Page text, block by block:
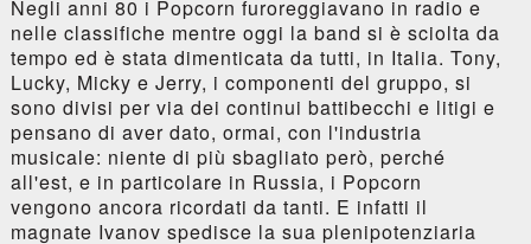
Negli anni 80 i Popcorn furoreggiavano in radio e
nelle classifiche mentre oggi la band si è sciolta da
tempo ed è stata dimenticata da tutti, in Italia. Tony,
Lucky, Micky e Jerry, i componenti del gruppo, si
sono divisi per via dei continui battibecchi e litigi e
pensano di aver dato, ormai, con l'industria
musicale: niente di più sbagliato però, perché
all'est, e in particolare in Russia, i Popcorn
vengono ancora ricordati da tanti. E infatti il
magnate Ivanov spedisce la sua plenipotenziaria